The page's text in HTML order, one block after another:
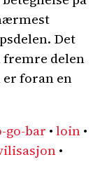
Det
delen
er foran en
go-bar •loin•
•